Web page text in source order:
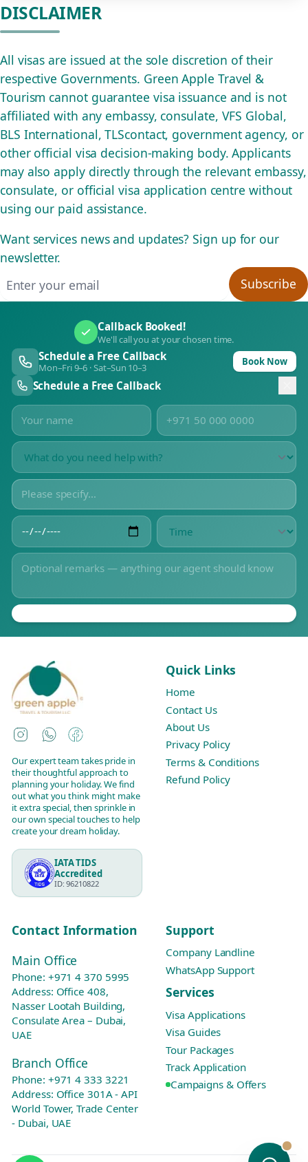
DISCLAIMER
All visas are issued at the sole discretion of their
respective Governments. Green Apple Travel &
Tourism cannot guarantee visa issuance and is not
affiliated with any embassy, consulate, VFS Global,
BLS International, TLScontact, government agency, or
other official visa decision-making body. Applicants
may also apply directly through the relevant embassy,
consulate, or official visa application centre without
using our paid assistance.
Want services news and updates? Sign up for our
newsletter.
Subscribe
Callback Booked!
We'll call you at your chosen time.
Schedule a Free Callback
Mon–Fri 9–6 · Sat–Sun 10–3 Book Now
Schedule a Free Callback
Instagram
WhatsAppFacebook
Our expert team takes pride in
their thoughtful approach to
planning your holiday. We find
out what you think might make
it extra special, then sprinkle in
our own special touches to help
create your dream holiday.
IATA TIDS
Accredited
ID: 96210822
Quick Links
Home
Contact Us
About Us
Privacy Policy
Terms & Conditions
Refund Policy
Contact Information
Main Office
Phone: +971 4 370 5995
Address: Office 408,
Nasser Lootah Building,
Consulate Area – Dubai,
UAE
Branch Office
Phone: +971 4 333 3221
Address: Office 301A - API
World Tower, Trade Center
- Dubai, UAE
Support
Company Landline
WhatsApp Support
Services
Visa Applications
Visa Guides
Tour Packages
Track Application
Campaigns & Offers